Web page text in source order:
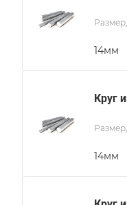
14мм
Круг
14мм